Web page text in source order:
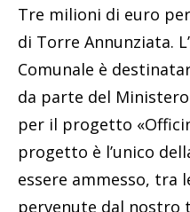
Tre milioni di euro
di Torre Annunziata.
Comunale è
da parte del
per il progetto
progetto è l’unico
essere ammesso, tra
pervenute dal nostro